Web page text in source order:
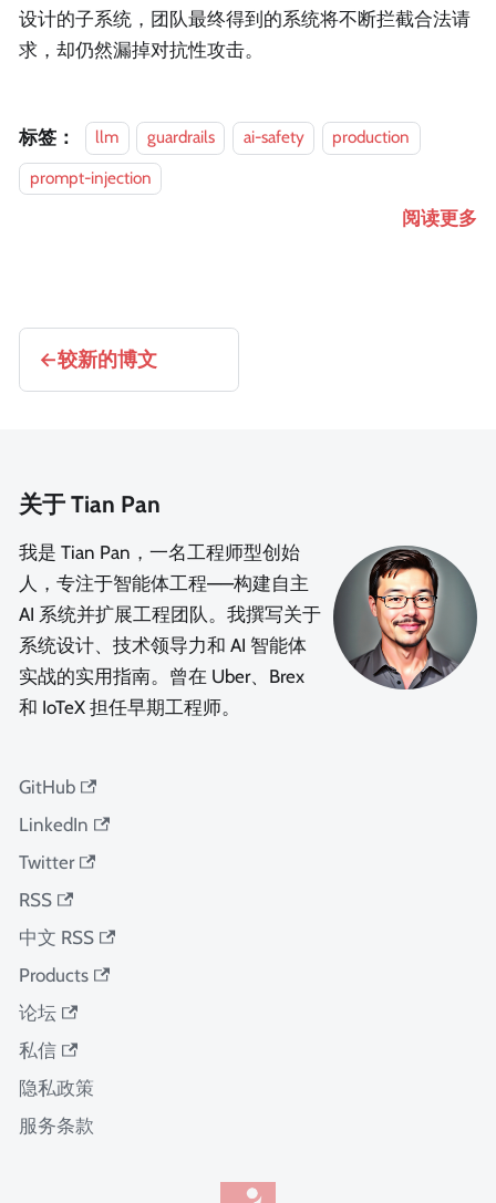
设计的子系统，团队最终得到的系统将不断拦截合法请
求，却仍然漏掉对抗性攻击。
标签： llm guardrails ai-safety
production
prompt-injection
阅读更多
较新的博文
关于 Tian Pan
我是 Tian Pan，一名工程师型创始
人，专注于智能体工程——构建自主
AI 系统并扩展工程团队。我撰写关于
系统设计、技术领导力和 AI 智能体
实战的实用指南。曾在 Uber、Brex
和 IoTeX 担任早期工程师。
GitHub
LinkedIn
Twitter
RSS
中文 RSS
Products
论坛
私信
隐私政策
服务条款